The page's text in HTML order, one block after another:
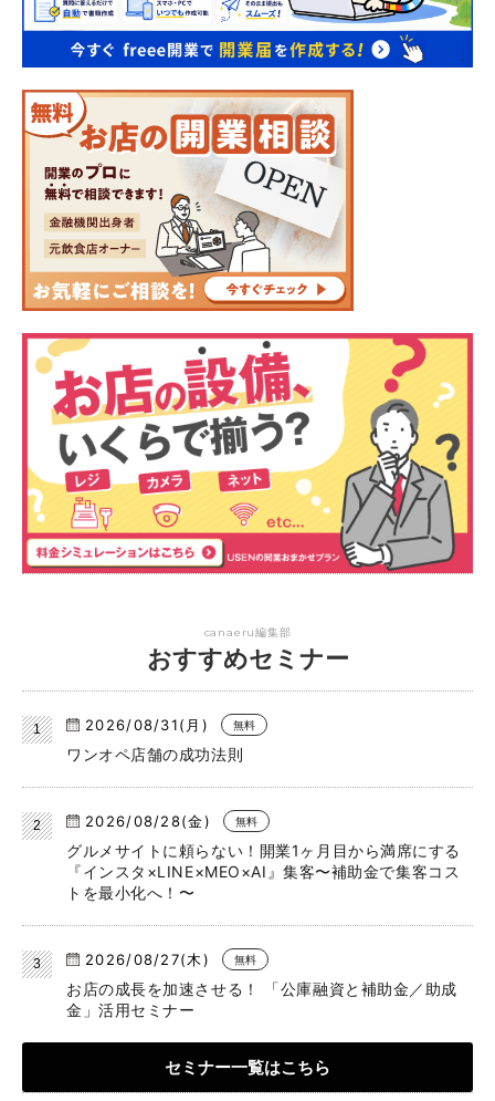
canaeru編集部
おすすめセミナー
2026/08/31(月) 無料
ワンオペ店舗の成功法則
2026/08/28(金) 無料
グルメサイトに頼らない！開業1ヶ月目から満席にする
『インスタ×LINE×MEO×AI』集客〜補助金で集客コス
トを最小化へ！〜
2026/08/27(木) 無料
お店の成長を加速させる！ 「公庫融資と補助金／助成
金」活用セミナー
セミナー一覧はこちら